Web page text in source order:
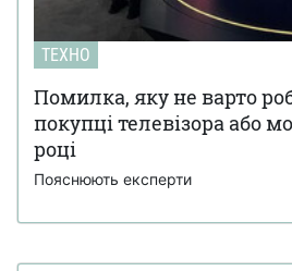
ТЕХНО
Помилка, яку не варто
покупці телевізора або
році
Пояснюють експерти